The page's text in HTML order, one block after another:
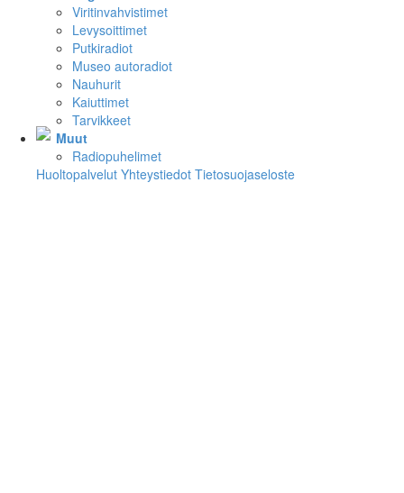
Viritinvahvistimet
Levysoittimet
Putkiradiot
Museo autoradiot
Nauhurit
Kaiuttimet
Tarvikkeet
Muut
Radiopuhelimet
Huoltopalvelut Yhteystiedot Tietosuojaseloste